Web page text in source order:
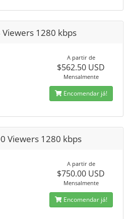
1280 kbps
A partir de
$562.50 USD
Mensalmente
Encomendar já!
Viewers 1280 kbps
A partir de
$750.00 USD
Mensalmente
Encomendar já!